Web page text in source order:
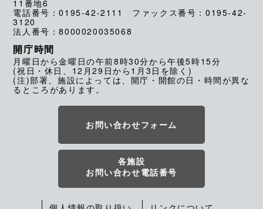
11番地6
電話番号：0195-42-2111 ファックス番号：0195-42-
3120
法人番号：8000020035068
開庁時間
月曜日から金曜日の午前8時30分から午後5時15分
(祝日・休日、12月29日から1月3日を除く)
(注)部署、施設によっては、開庁・開館の日・時間が異な
るところがあります。
お問い合わせフォーム
各施設
お問い合わせ電話番号